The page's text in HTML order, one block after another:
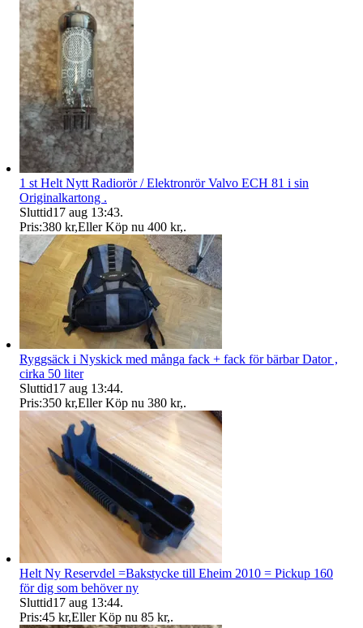
1 st Helt Nytt Radiorör / Elektronrör Valvo ECH 81 i sin
Originalkartong .
Sluttid17 aug 13:43.
Pris:380 kr,Eller Köp nu 400 kr,.
Ryggsäck i Nyskick med många fack + fack för bärbar Dator ,
cirka 50 liter
Sluttid17 aug 13:44.
Pris:350 kr,Eller Köp nu 380 kr,.
Helt Ny Reservdel =Bakstycke till Eheim 2010 = Pickup 160
för dig som behöver ny
Sluttid17 aug 13:44.
Pris:45 kr,Eller Köp nu 85 kr,.